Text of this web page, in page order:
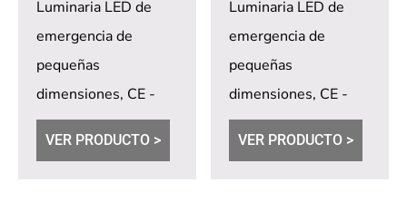
Luminaria LED de
emergencia de
pequeñas
dimensiones, CE -
ROHS, mínimo 3
horas de...
VER PRODUCTO >
Luminaria LED de
emergencia de
pequeñas
dimensiones, CE -
ROHS, mínimo 3
horas de...
VER PRODUCTO >